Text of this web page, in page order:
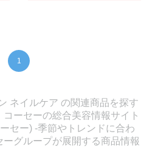
1
ネイルケア の関連商品を探す
ーセーの総合美容情報サイト
セー) -季節やトレンドに合わ
グループが展開する商品情報